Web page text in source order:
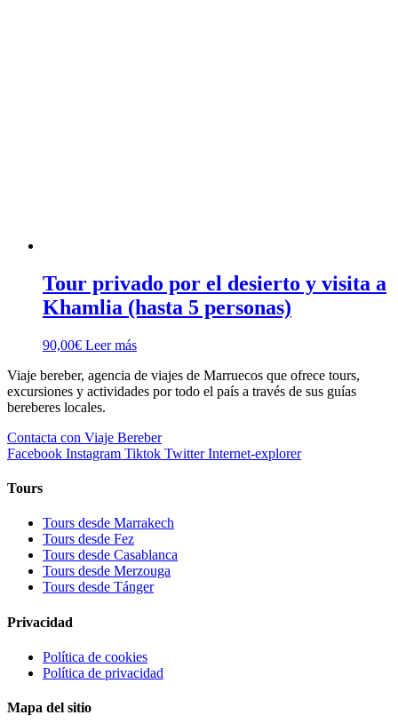
Tour privado por el desierto y visita a
Khamlia (hasta 5 personas)
90,00€ Leer más
Viaje bereber, agencia de viajes de Marruecos que ofrece tours,
excursiones y actividades por todo el país a través de sus guías
bereberes locales.
Contacta con Viaje Bereber
Facebook Instagram Tiktok Twitter Internet-explorer
Tours
Tours desde Marrakech
Tours desde Fez
Tours desde Casablanca
Tours desde Merzouga
Tours desde Tánger
Privacidad
Política de cookies
Política de privacidad
Mapa del sitio